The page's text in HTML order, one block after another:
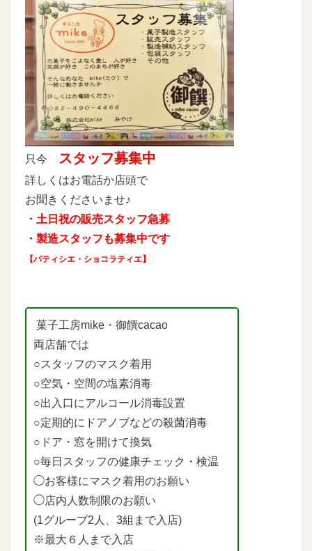
只今 スタッフ募集中
詳しくはお電話か店頭で
お聞きくださいませ♪
・土日祝の販売スタッフ急募
・製造スタッフも募集中です
【パティシエ・ショコラティエ】
菓子工房mike・御饌cacao
両店舗では
○スタッフのマスク着用
○空気・空間の塩素消毒
○出入口にアルコール消毒設置
○定期的にドアノブなどの殺菌消毒
○ドア・窓を開けて換気
○毎日スタッフの健康チェック・検温
◯お客様にマスク着用のお願い
◯店内人数制限のお願い
(1グループ2人、3組まで入店)
※最大６人まで入店